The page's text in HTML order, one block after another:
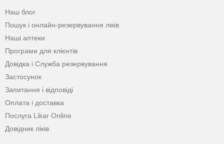
Наш блог
Пошук і онлайн-резервування ліків
Наші аптеки
Програми для клієнтів
Довідка і Служба резервування
Застосунок
Запитання і відповіді
Оплата і доставка
Послуга Likar Online
Довідник ліків